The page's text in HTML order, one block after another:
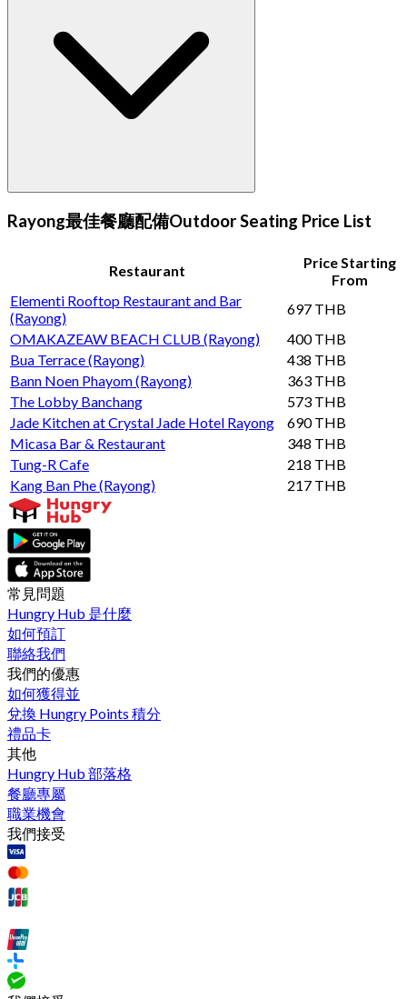
Rayong最佳餐廳配備Outdoor Seating Price List
Restaurant
Price Starting
From
Elementi Rooftop Restaurant and Bar
(Rayong)
697 THB
OMAKAZEAW BEACH CLUB (Rayong)
400 THB
Bua Terrace (Rayong)
438 THB
Bann Noen Phayom (Rayong)
363 THB
The Lobby Banchang
573 THB
Jade Kitchen at Crystal Jade Hotel Rayong
690 THB
Micasa Bar & Restaurant
348 THB
Tung-R Cafe
218 THB
Kang Ban Phe (Rayong)
217 THB
常見問題
Hungry Hub 是什麼
如何預訂
聯絡我們
我們的優惠
如何獲得並
兌換 Hungry Points 積分
禮品卡
其他
Hungry Hub 部落格
餐廳專屬
職業機會
我們接受